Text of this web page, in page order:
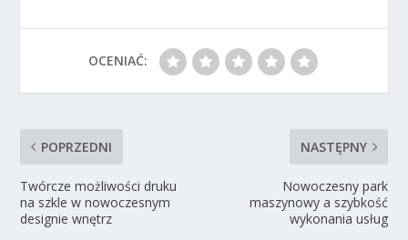
OCENIAĆ:
POPRZEDNI
Twórcze możliwości druku
na szkle w nowoczesnym
designie wnętrz
NASTĘPNY
Nowoczesny park
maszynowy a szybkość
wykonania usług